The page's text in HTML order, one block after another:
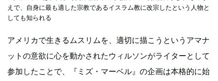
えで、自身に最も適した宗教であるイスラム教に改宗したという人物と
しても知られる
アメリカで生きるムスリムを、適切に描こうというアマナ
ットの意欲に心を動かされたウィルソンがライターとして
参加したことで、『ミズ・マーベル』の企画は本格的に始